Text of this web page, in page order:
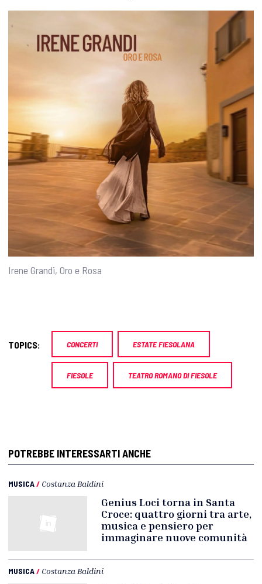
Irene Grandi, Oro e Rosa
TOPICS: CONCERTI ESTATE FIESOLANA
FIESOLE TEATRO ROMANO DI FIESOLE
POTREBBE INTERESSARTI ANCHE
MUSICA/ Costanza Baldini
Genius Loci torna in Santa
Croce: quattro giorni tra arte,
musica e pensiero per
immaginare nuove comunità
MUSICA/ Costanza Baldini